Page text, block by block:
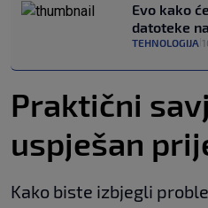
Evo kako
datoteke
TEHNOLOGIJA
Praktični
uspješan
Kako biste izbjegli